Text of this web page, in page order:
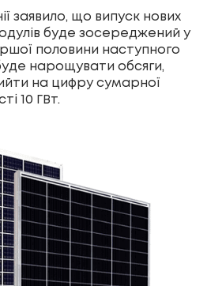
заявило, що випуск нових
буде зосереджений у
половини наступного
нарощувати обсяги,
на цифру сумарної
10 ГВт.